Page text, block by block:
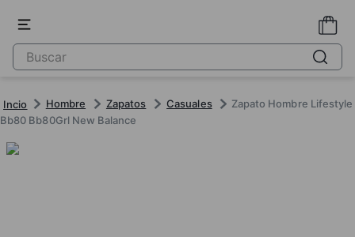
Hombre Zapatos Casuales
Zapato Hombre Lifestyle
Bb80 Bb80Grl New Balance